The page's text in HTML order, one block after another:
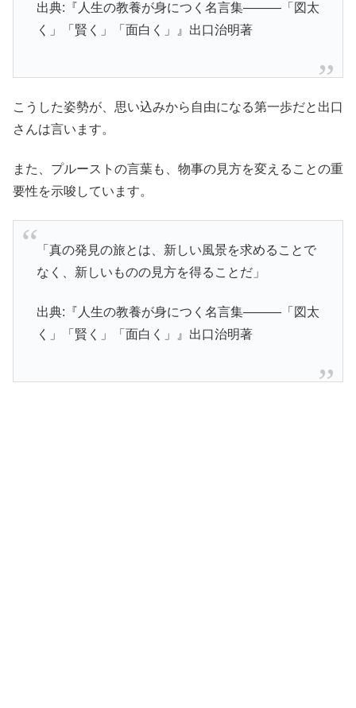
出典:『人生の教養が身につく名言集―――「図太
く」「賢く」「面白く」』出口治明著
こうした姿勢が、思い込みから自由になる第一歩だと出口
さんは言います。
また、プルーストの言葉も、物事の見方を変えることの重
要性を示唆しています。
「真の発見の旅とは、新しい風景を求めることで
なく、新しいものの見方を得ることだ」
出典:『人生の教養が身につく名言集―――「図太
く」「賢く」「面白く」』出口治明著